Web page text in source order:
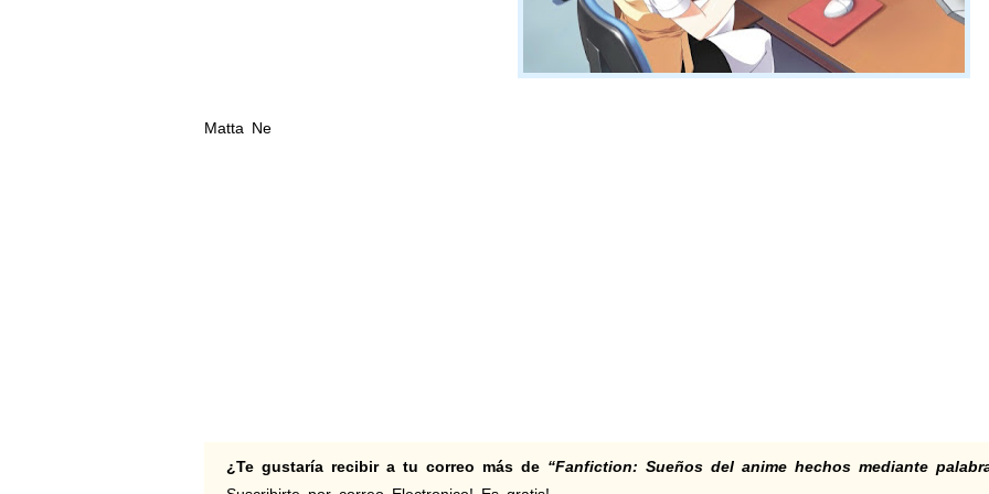
Matta Ne
¿Te gustaría recibir a tu correo más de “Fanfiction: Sueños del anime hechos mediante